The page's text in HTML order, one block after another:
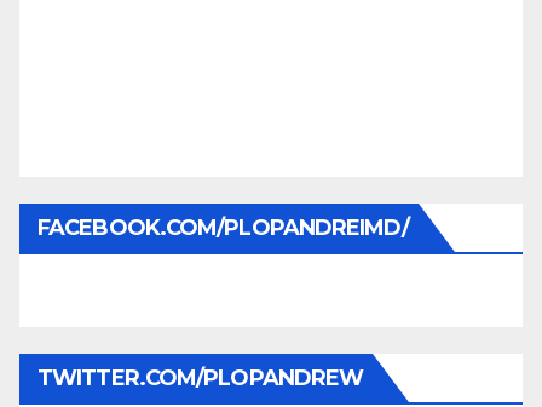
FACEBOOK.COM/PLOPANDREIMD/
TWITTER.COM/PLOPANDREW